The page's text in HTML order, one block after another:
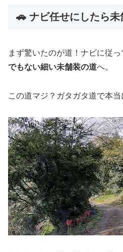
🚗 ナビ任せにしたら未
まず驚いたのが道！ナビに従
でもない細い未舗装の道へ。
この道マジ？ガタガタ道で本